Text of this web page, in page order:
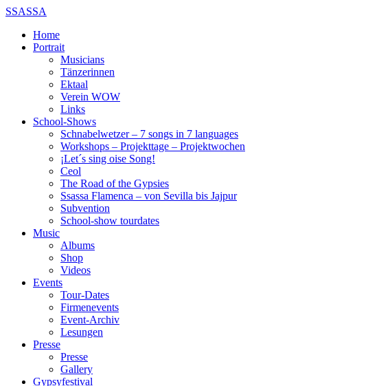
SSASSA
Home
Portrait
Musicians
Tänzerinnen
Ektaal
Verein WOW
Links
School-Shows
Schnabelwetzer – 7 songs in 7 languages
Workshops – Projekttage – Projektwochen
¡Let´s sing oise Song!
Ceol
The Road of the Gypsies
Ssassa Flamenca – von Sevilla bis Jajpur
Subvention
School-show tourdates
Music
Albums
Shop
Videos
Events
Tour-Dates
Firmenevents
Event-Archiv
Lesungen
Presse
Presse
Gallery
Gypsyfestival